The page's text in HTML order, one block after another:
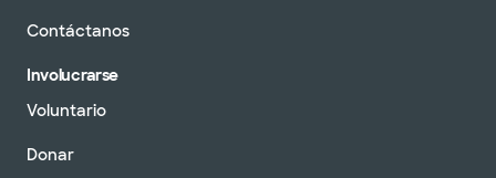
Contáctanos
Involucrarse
Voluntario
Donar